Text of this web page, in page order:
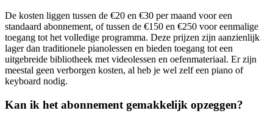
De kosten liggen tussen de €20 en €30 per maand voor een
standaard abonnement, of tussen de €150 en €250 voor eenmalige
toegang tot het volledige programma. Deze prijzen zijn aanzienlijk
lager dan traditionele pianolessen en bieden toegang tot een
uitgebreide bibliotheek met videolessen en oefenmateriaal. Er zijn
meestal geen verborgen kosten, al heb je wel zelf een piano of
keyboard nodig.
Kan ik het abonnement gemakkelijk opzeggen?